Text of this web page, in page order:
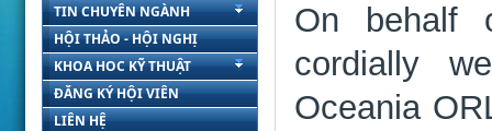
TIN CHUYÊN NGÀNH
HỘI THẢO - HỘI NGHỊ
KHOA HOC KỸ THUẬT
ĐĂNG KÝ HỘI VIÊN
LIÊN HỆ
On behalf
cordially
Oceania